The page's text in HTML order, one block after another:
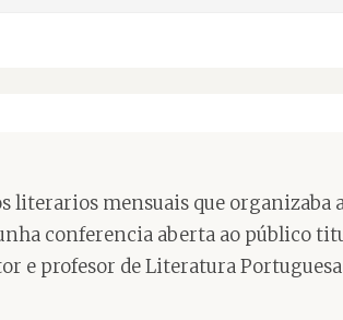
literarios mensuais que organizaba
conferencia aberta ao público
e profesor de Literatura